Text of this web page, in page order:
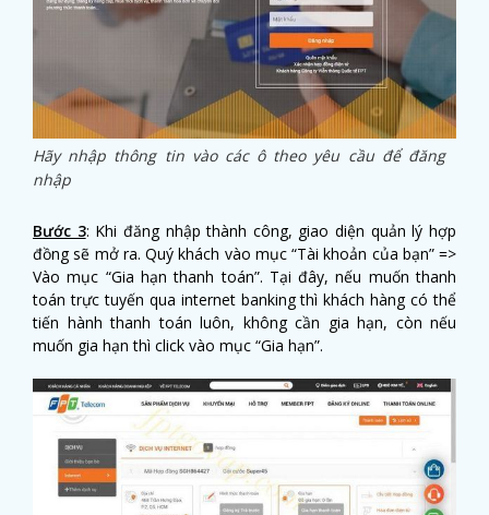
Hãy nhập thông tin vào các ô theo yêu cầu để đăng
nhập
Bước 3: Khi đăng nhập thành công, giao diện quản lý hợp
đồng sẽ mở ra. Quý khách vào mục “Tài khoản của bạn” =>
Vào mục “Gia hạn thanh toán”. Tại đây, nếu muốn thanh
toán trực tuyến qua internet banking thì khách hàng có thể
tiến hành thanh toán luôn, không cần gia hạn, còn nếu
muốn gia hạn thì click vào mục “Gia hạn”.